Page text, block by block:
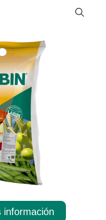
información